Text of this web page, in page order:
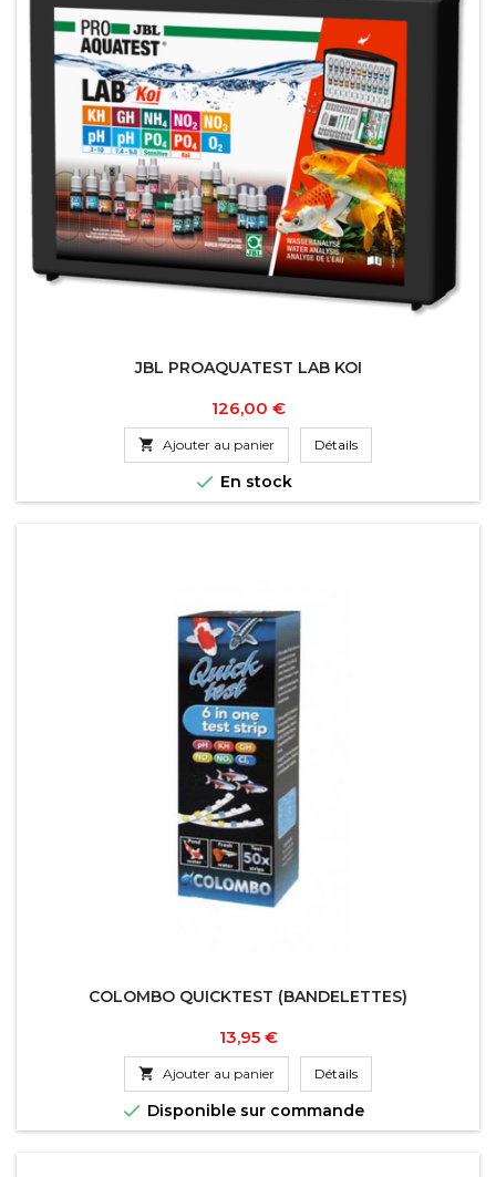
JBL PROAQUATEST LAB KOI
Prix
126,00 €
 Ajouter au panier Détails
 En stock
COLOMBO QUICKTEST (BANDELETTES)
Prix
13,95 €
 Ajouter au panier Détails
 Disponible sur commande